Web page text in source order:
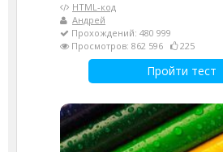
HTML-код
Андрей
Прохождений: 480 999
Просмотров: 862 596
225
Пройти тест